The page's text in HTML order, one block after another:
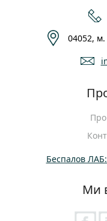
04052, м.
Беспалов
Ми